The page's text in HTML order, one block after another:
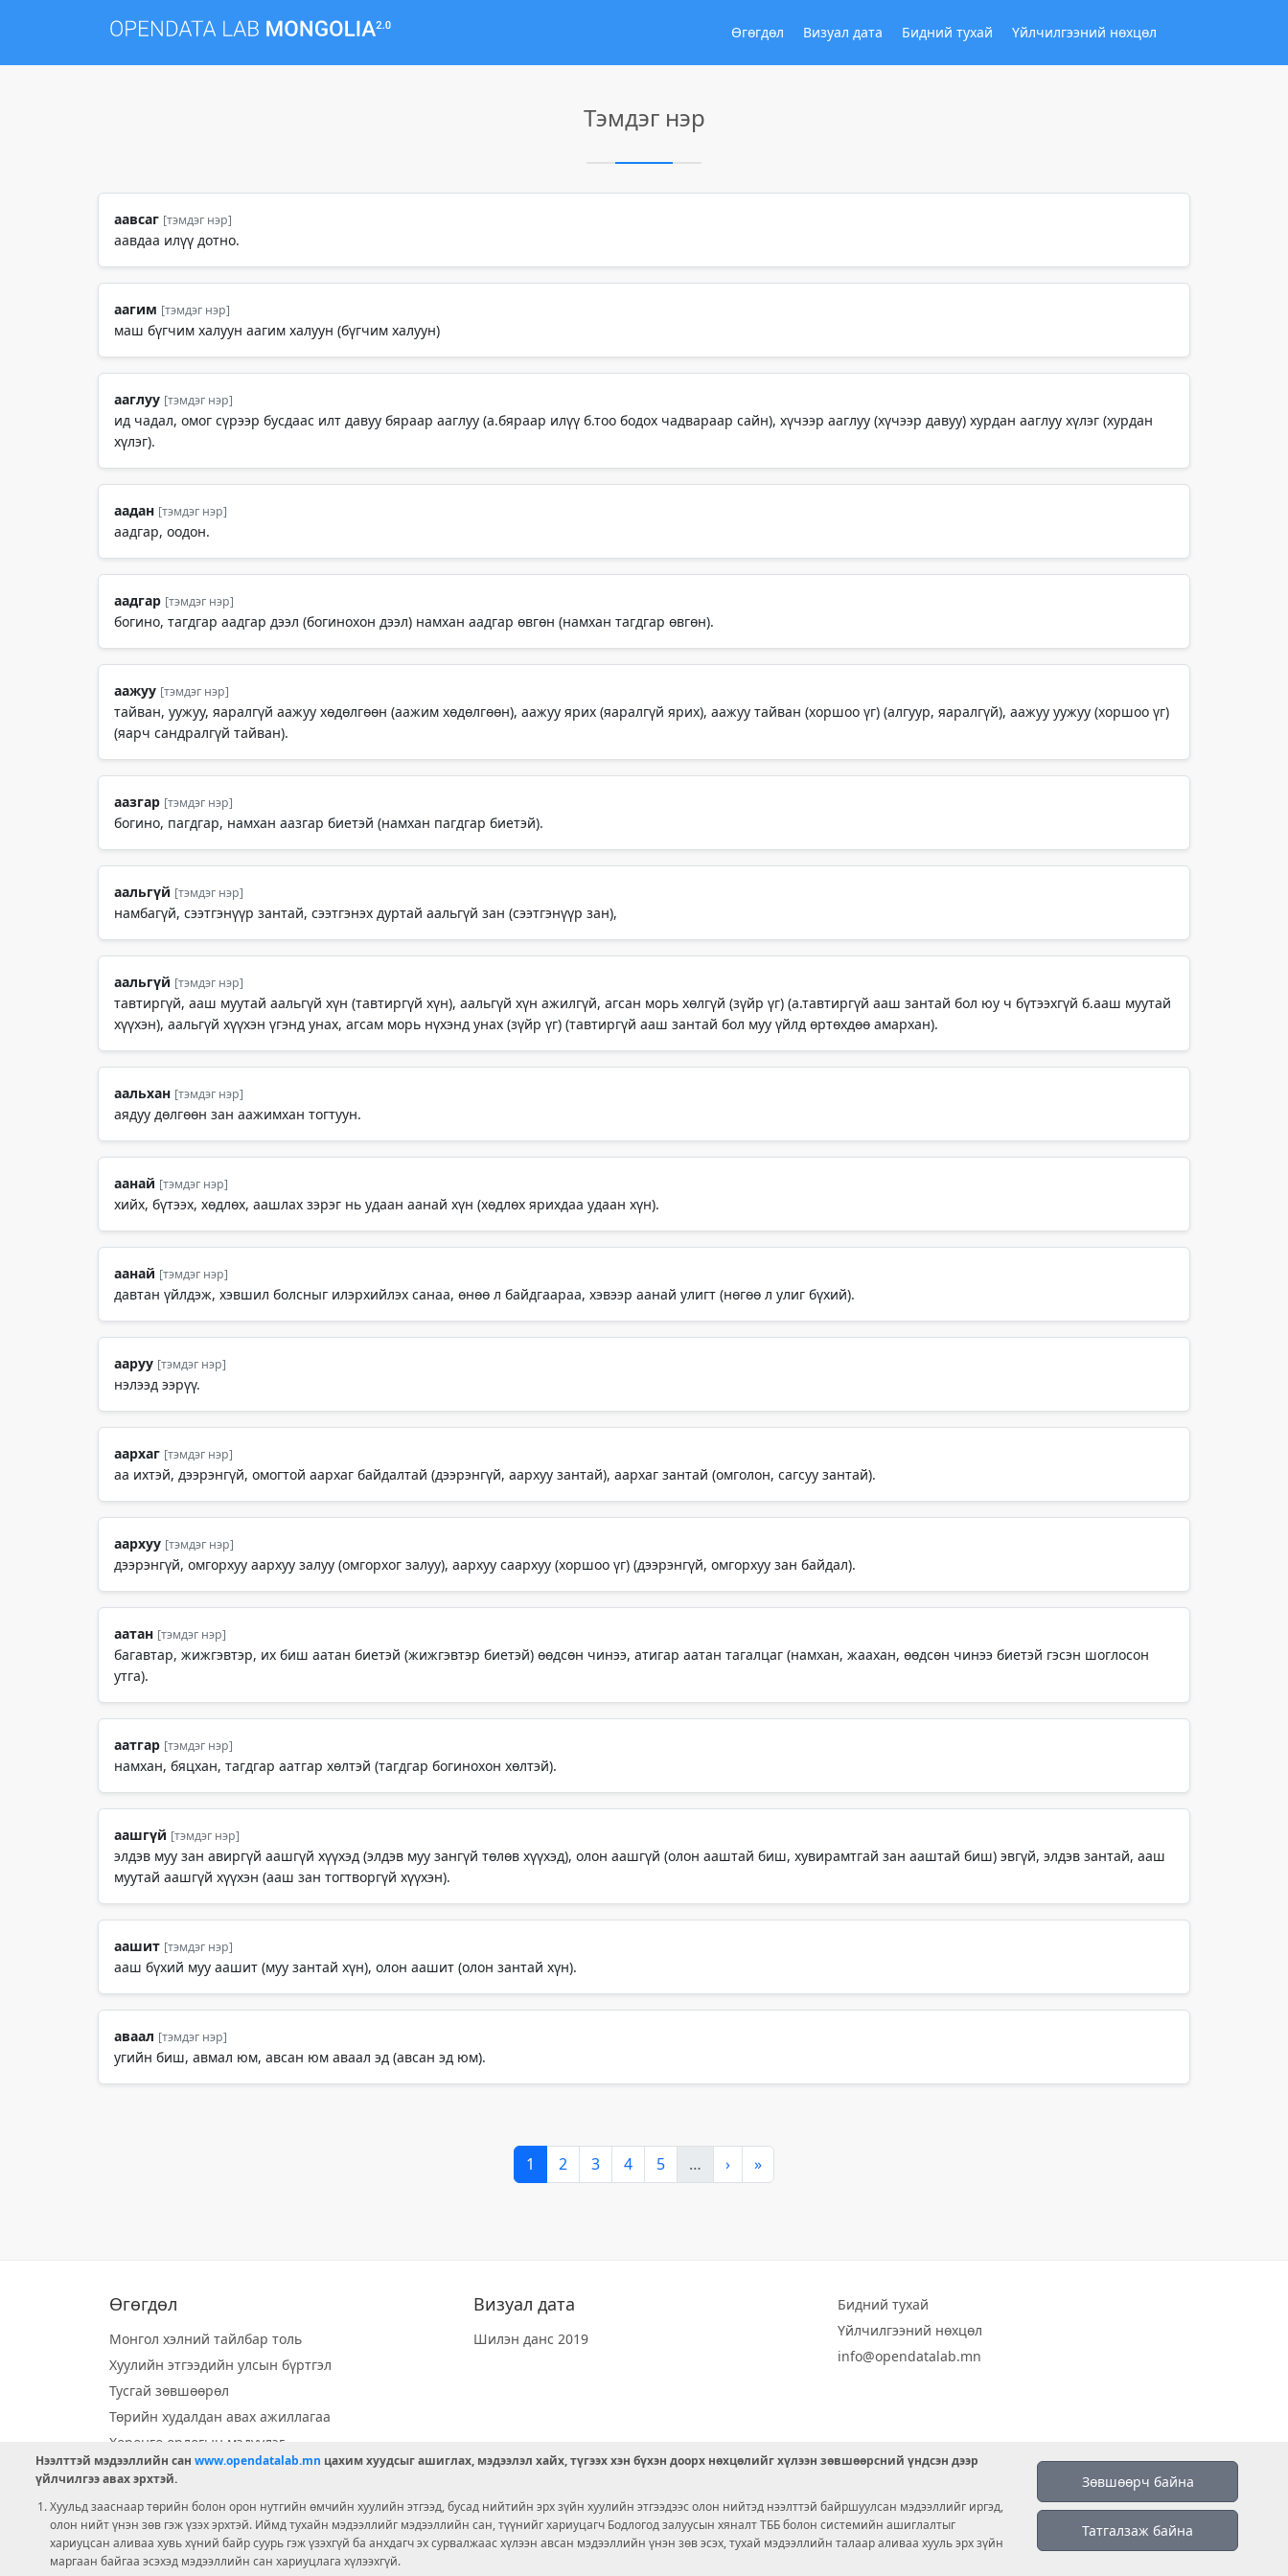
Өгөгдөл Визуал дата Бидний тухай Үйлчилгээний нөхцөл
Тэмдэг нэр
аавсаг [тэмдэг нэр]
аавдаа илүү дотно.
аагим [тэмдэг нэр]
маш бүгчим халуун аагим халуун (бүгчим халуун)
ааглуу [тэмдэг нэр]
ид чадал, омог сүрээр бусдаас илт давуу бяраар ааглуу (а.бяраар илүү б.тоо бодох чадвараар сайн), хүчээр ааглуу (хүчээр давуу) хурдан ааглуу хүлэг (хурдан
хүлэг).
аадан [тэмдэг нэр]
аадгар, оодон.
аадгар [тэмдэг нэр]
богино, тагдгар аадгар дээл (богинохон дээл) намхан аадгар өвгөн (намхан тагдгар өвгөн).
аажуу [тэмдэг нэр]
тайван, уужуу, яаралгүй аажуу хөдөлгөөн (аажим хөдөлгөөн), аажуу ярих (яаралгүй ярих), аажуу тайван (хоршоо үг) (алгуур, яаралгүй), аажуу уужуу (хоршоо үг)
(яарч сандралгүй тайван).
аазгар [тэмдэг нэр]
богино, пагдгар, намхан аазгар биетэй (намхан пагдгар биетэй).
аальгүй [тэмдэг нэр]
намбагүй, сээтгэнүүр зантай, сээтгэнэх дуртай аальгүй зан (сээтгэнүүр зан),
аальгүй [тэмдэг нэр]
тавтиргүй, ааш муутай аальгүй хүн (тавтиргүй хүн), аальгүй хүн ажилгүй, агсан морь хөлгүй (зүйр үг) (а.тавтиргүй ааш зантай бол юу ч бүтээхгүй б.ааш муутай
хүүхэн), аальгүй хүүхэн үгэнд унах, агсам морь нүхэнд унах (зүйр үг) (тавтиргүй ааш зантай бол муу үйлд өртөхдөө амархан).
аальхан [тэмдэг нэр]
аядуу дөлгөөн зан аажимхан тогтуун.
аанай [тэмдэг нэр]
хийх, бүтээх, хөдлөх, аашлах зэрэг нь удаан аанай хүн (хөдлөх ярихдаа удаан хүн).
аанай [тэмдэг нэр]
давтан үйлдэж, хэвшил болсныг илэрхийлэх санаа, өнөө л байдгаараа, хэвээр аанай улигт (нөгөө л улиг бүхий).
ааруу [тэмдэг нэр]
нэлээд ээрүү.
аархаг [тэмдэг нэр]
аа ихтэй, дээрэнгүй, омогтой аархаг байдалтай (дээрэнгүй, аархуу зантай), аархаг зантай (омголон, сагсуу зантай).
аархуу [тэмдэг нэр]
дээрэнгүй, омгорхуу аархуу залуу (омгорхог залуу), аархуу саархуу (хоршоо үг) (дээрэнгүй, омгорхуу зан байдал).
аатан [тэмдэг нэр]
багавтар, жижгэвтэр, их биш аатан биетэй (жижгэвтэр биетэй) өөдсөн чинээ, атигар аатан тагалцаг (намхан, жаахан, өөдсөн чинээ биетэй гэсэн шоглосон
утга).
аатгар [тэмдэг нэр]
намхан, бяцхан, тагдгар аатгар хөлтэй (тагдгар богинохон хөлтэй).
аашгүй [тэмдэг нэр]
элдэв муу зан авиргүй аашгүй хүүхэд (элдэв муу зангүй төлөв хүүхэд), олон аашгүй (олон ааштай биш, хувирамтгай зан ааштай биш) эвгүй, элдэв зантай, ааш
муутай аашгүй хүүхэн (ааш зан тогтворгүй хүүхэн).
аашит [тэмдэг нэр]
ааш бүхий муу аашит (муу зантай хүн), олон аашит (олон зантай хүн).
аваал [тэмдэг нэр]
угийн биш, авмал юм, авсан юм аваал эд (авсан эд юм).
1 2 3 4 5 … › »
Өгөгдөл
Монгол хэлний тайлбар толь
Хуулийн этгээдийн улсын бүртгэл
Тусгай зөвшөөрөл
Төрийн худалдан авах ажиллагаа
Хөрөнгө орлогын мэдүүлэг
Орон нутгийн хөгжлийн сан
Ээлжит сонгууль
Ашигт малтмал тусгай зөвшөөрөл
Визуал дата
Шилэн данс 2019
Бидний тухай
Үйлчилгээний нөхцөл
info@opendatalab.mn
Зөвшөөрч байна
Татгалзаж байна
Нээлттэй мэдээллийн сан www.opendatalab.mn цахим хуудсыг ашиглах, мэдээлэл хайх, түгээх хэн бүхэн доорх нөхцөлийг хүлээн зөвшөөрсний үндсэн дээр
үйлчилгээ авах эрхтэй.
Хуульд зааснаар төрийн болон орон нутгийн өмчийн хуулийн этгээд, бусад нийтийн эрх зүйн хуулийн этгээдээс олон нийтэд нээлттэй байршуулсан мэдээллийг иргэд,
олон нийт үнэн зөв гэж үзэх эрхтэй. Иймд тухайн мэдээллийг мэдээллийн сан, түүнийг хариуцагч Бодлогод залуусын хяналт ТББ болон системийн ашиглалтыг
хариуцсан аливаа хувь хүний байр суурь гэж үзэхгүй ба анхдагч эх сурвалжаас хүлээн авсан мэдээллийн үнэн зөв эсэх, тухай мэдээллийн талаар аливаа хууль эрх зүйн
маргаан байгаа эсэхэд мэдээллийн сан хариуцлага хүлээхгүй.